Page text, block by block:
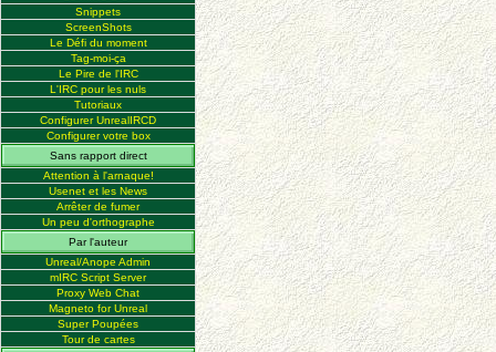
Snippets
ScreenShots
Le Défi du moment
Tag-moi-ça
Le Pire de l'IRC
L'IRC pour les nuls
Tutoriaux
Configurer UnrealIRCD
Configurer votre box
Sans rapport direct
Attention à l'arnaque!
Usenet et les News
Arrêter de fumer
Un peu d'orthographe
Par l'auteur
Unreal/Anope Admin
mIRC Script Server
Proxy Web Chat
Magneto for Unreal
Super Poupées
Tour de cartes